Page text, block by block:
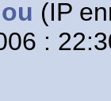
(IP
: